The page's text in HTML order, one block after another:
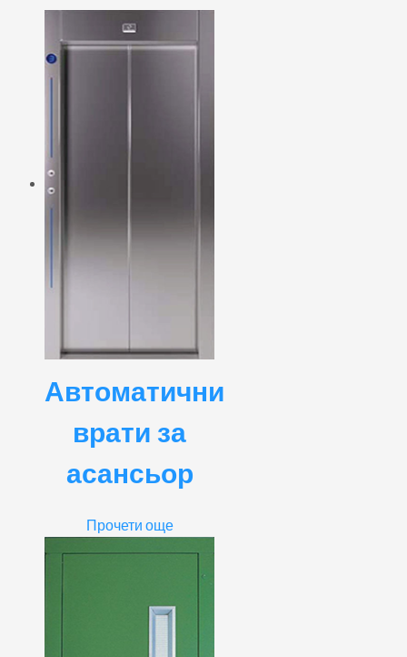
Автоматични
врати за
асансьор
Прочети още